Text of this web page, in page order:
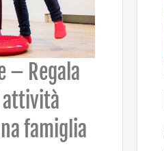
– Regala
attività
famiglia